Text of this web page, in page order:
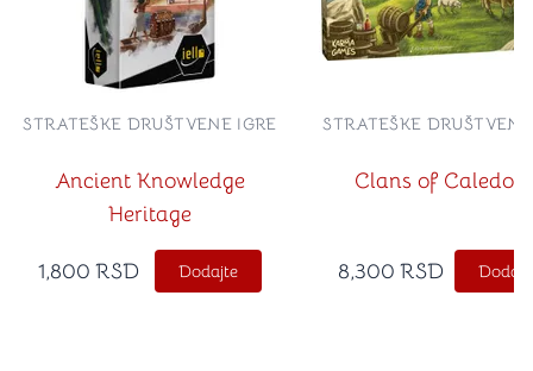
Ancient Knowledge
Heritage
STRATEŠKE DRUŠTVENE IGRE
1,800 RSD Dodajte
Clans of
STRATEŠKE
8,300 RSD